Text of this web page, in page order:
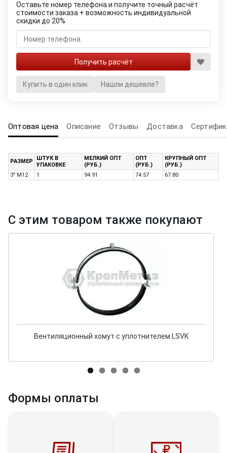
Оставьте номер телефона и получите точный расчёт
стоимости заказа + возможность индивидуальной
скидки до 20%
Купить в один клик Нашли дешевле?
Оптовая цена Описание Отзывы Доставка
РАЗМЕР
ШТУК В
УПАКОВКЕ
МЕЛКИЙ ОПТ
(РУБ.)
ОПТ
(РУБ.)
КРУПНЫЙ ОПТ
(РУБ.)
3" М12
1 94.91 74.57 67.80
С этим товаром также покупают
Вентиляционный хомут с уплотнителем LSVK
Формы оплаты